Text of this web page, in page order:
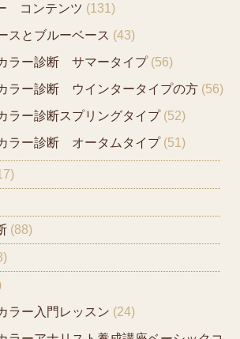
コンテンツ (131)
スとブルーベース (43)
ラー診断 サマータイプ(56)
ラー診断 ウインタータイプの方 (56)
ラー診断スプリングタイプ(52)
ラー診断 オータムタイプ(51)
(88)
ラー入門レッスン (24)